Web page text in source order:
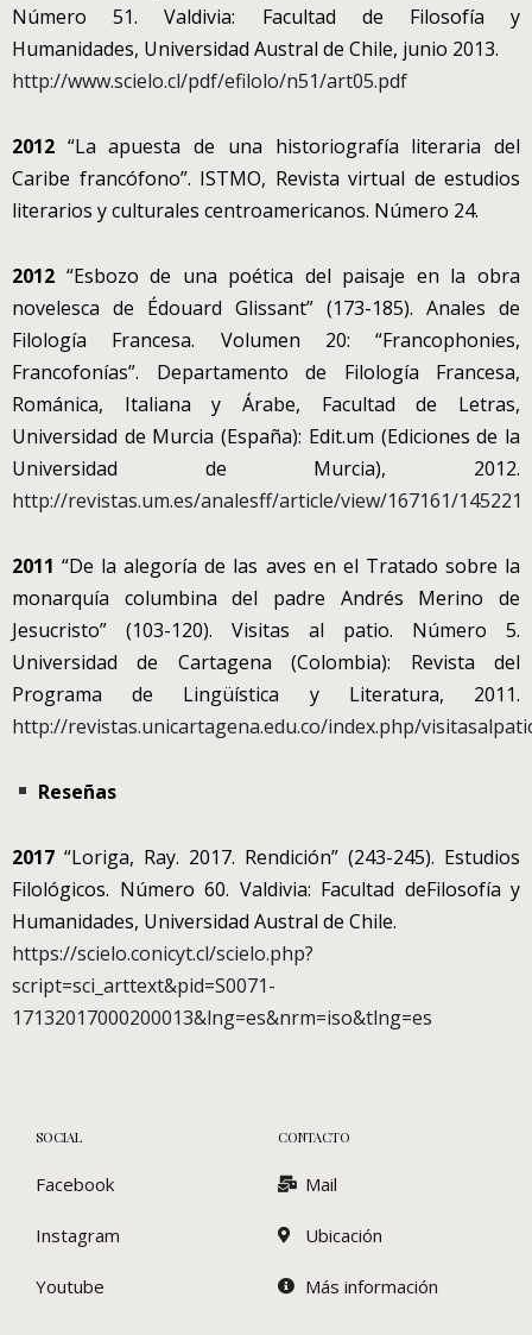
Número 51. Valdivia: Facultad de Filosofía y
Humanidades, Universidad Austral de Chile, junio 2013.
http://www.scielo.cl/pdf/efilolo/n51/art05.pdf
2012 “La apuesta de una historiografía literaria del
Caribe francófono”. ISTMO, Revista virtual de estudios
literarios y culturales centroamericanos. Número 24.
2012 “Esbozo de una poética del paisaje en la obra
novelesca de Édouard Glissant” (173-185). Anales de
Filología Francesa. Volumen 20: “Francophonies,
Francofonías”. Departamento de Filología Francesa,
Románica, Italiana y Árabe, Facultad de Letras,
Universidad de Murcia (España): Edit.um (Ediciones de la
Universidad de Murcia), 2012.
http://revistas.um.es/analesff/article/view/167161/145221
2011 “De la alegoría de las aves en el Tratado sobre la
monarquía columbina del padre Andrés Merino de
Jesucristo” (103-120). Visitas al patio. Número 5.
Universidad de Cartagena (Colombia): Revista del
Programa de Lingüística y Literatura, 2011.
http://revistas.unicartagena.edu.co/index.php/
Reseñas
2017 “Loriga, Ray. 2017. Rendición” (243-245). Estudios
Filológicos. Número 60. Valdivia: Facultad deFilosofía y
Humanidades, Universidad Austral de Chile.
https://scielo.conicyt.cl/scielo.php?
script=sci_arttext&pid=S0071-
17132017000200013&lng=es&nrm=iso&tlng=es
CONTACTO
Mail
Ubicación
Más información
SOCIAL
Facebook
Instagram
Youtube